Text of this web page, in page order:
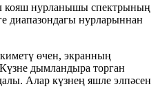
кояш нурланышы спектрының
диапазондагы нурларыннан
өчен, экранның
дымландыра торган
Алар күзнең яшле элпәсен